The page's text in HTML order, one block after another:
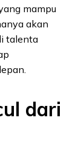
mampu
akan
talenta
dari